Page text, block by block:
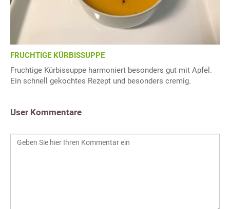
FRUCHTIGE KÜRBISSUPPE
Fruchtige Kürbissuppe harmoniert besonders gut mit Apfel.
Ein schnell gekochtes Rezept und besonders cremig.
User Kommentare